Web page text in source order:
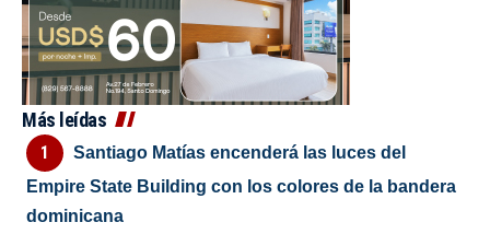
Más leídas
Santiago Matías encenderá las luces del
Empire State Building con los colores de la bandera
dominicana